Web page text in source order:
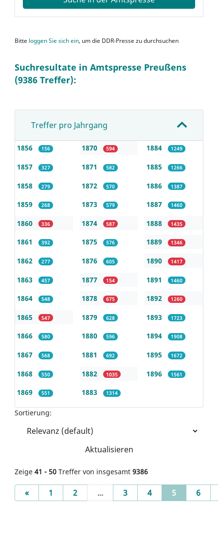
Bitte loggen Sie sich ein, um die DDR-Presse zu durchsuchen
Suchresultate in Amtspresse Preußens
(9386 Treffer):
Treffer pro Jahrgang
1856 156
1857 327
1858 279
1859 268
1860 336
1861 392
1862 277
1863 457
1864 548
1865 547
1866 580
1867 568
1868 550
1869 551
1870 594
1871 582
1872 570
1873 579
1874 587
1875 576
1876 605
1877 154
1878 675
1879 628
1880 596
1881 692
1882 1035
1883 1314
1884 1249
1885 1266
1886 1387
1887 1460
1888 1435
1889 1346
1890 1417
1891 1460
1892 1260
1893 1723
1894 1908
1895 1672
1896 1561
Sortierung:
Aktualisieren
Zeige 41 - 50 Treffer von insgesamt 9386
«Previous
1 2 ... 3 4 5(current)
6